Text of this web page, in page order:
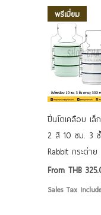
พรีเมี่ยม
ปิ่นโตเคลือบ เล็
2 สี 10 ซม. 3
Rabbit กระต่าย
From THB
Sale Price
Sales Tax